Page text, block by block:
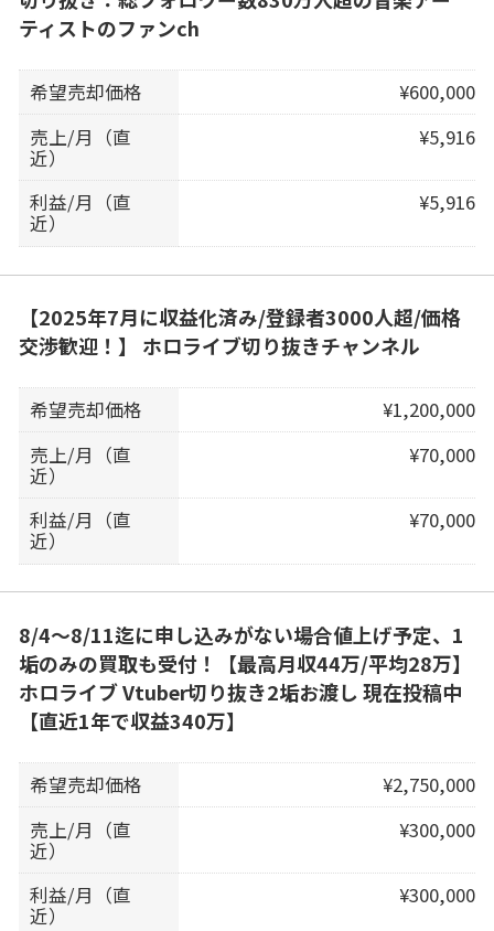
ティストのファンch
希望売却価格
¥600,000
売上/月（直
近）
¥5,916
利益/月（直
近）
¥5,916
【2025年7月に収益化済み/登録者3000人超/価格
交渉歓迎！】 ホロライブ切り抜きチャンネル
希望売却価格
¥1,200,000
売上/月（直
近）
¥70,000
利益/月（直
近）
¥70,000
8/4～8/11迄に申し込みがない場合値上げ予定、1
垢のみの買取も受付！【最高月収44万/平均28万】
ホロライブ Vtuber切り抜き2垢お渡し 現在投稿中
【直近1年で収益340万】
希望売却価格
¥2,750,000
売上/月（直
近）
¥300,000
利益/月（直
近）
¥300,000